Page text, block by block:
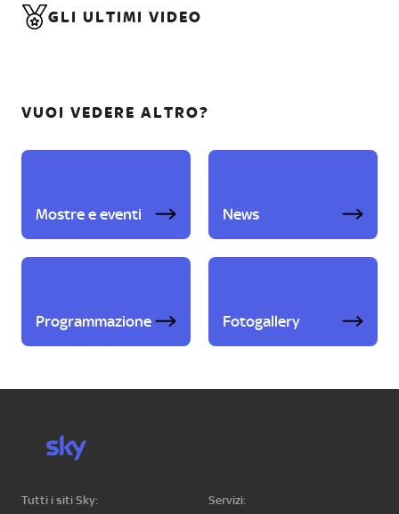
GLI ULTIMI VIDEO
VUOI VEDERE ALTRO?
Mostre e eventi News
Programmazione Fotogallery
Tutti i siti Sky:
Servizi: